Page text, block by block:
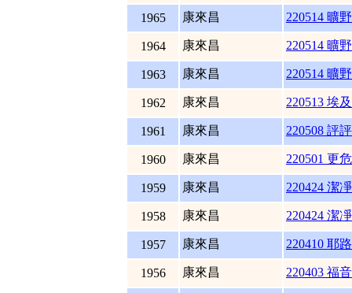
1965 康來昌 220514 曠
1964 康來昌 220514 曠
1963 康來昌 220514 曠
1962 康來昌 220513 埃
1961 康來昌 220508 評
1960 康來昌 220501 更
1959 康來昌 220424 潔
1958 康來昌 220424 潔
1957 康來昌 220410 耶
1956 康來昌 220403 福